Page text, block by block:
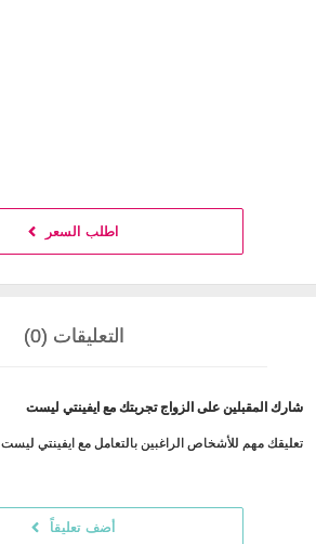
اطلب السعر
التعليقات (0)
شارك المقبلين على الزواج تجربتك مع ايفينتي ليست
تعليقك مهم للأشخاص الراغبين بالتعامل مع ايفينتي ليست
أضف تعليقاً